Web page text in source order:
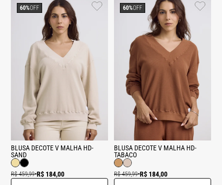
BLUSA DECOTE V MALHA HD-
SAND
R$ 459,99•R$ 184,00
60%OFF
BLUSA DECOTE V MALHA HD-
TABACO
R$ 459,99•R$ 184,00
60%OFF